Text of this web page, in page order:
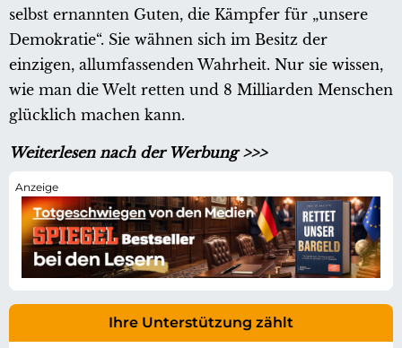
selbst ernannten Guten, die Kämpfer für „unsere
Demokratie“. Sie wähnen sich im Besitz der
einzigen, allumfassenden Wahrheit. Nur sie wissen,
wie man die Welt retten und 8 Milliarden Menschen
glücklich machen kann.
Weiterlesen nach der Werbung >>>
Ihre Unterstützung zählt